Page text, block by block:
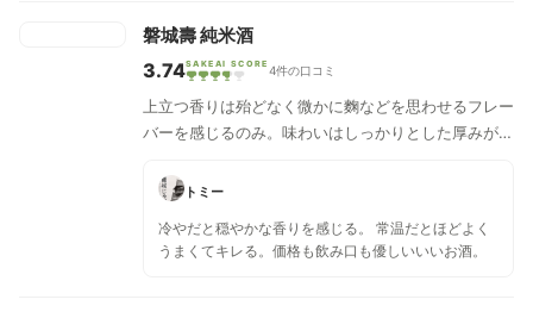
磐城壽 純米酒
3.74SAKEAI SCORE 4件の口コミ
上立つ香りは殆どなく微かに麴などを思わせるフレー
バーを感じるのみ。味わいはしっかりとした厚みがあ
トミー
冷やだと穏やかな香りを感じる。 常温だとほどよく
うまくてキレる。価格も飲み口も優しいいいお酒。